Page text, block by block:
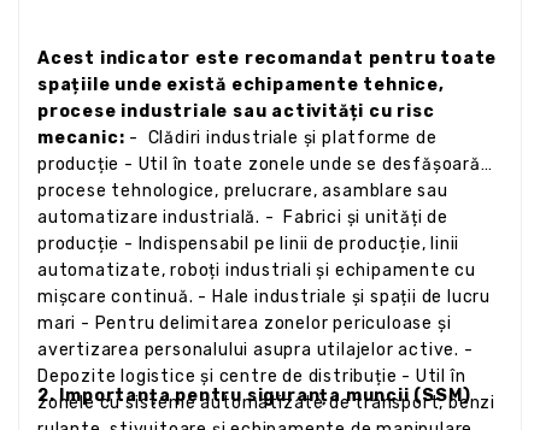
Acest indicator este recomandat pentru toate
spațiile unde există echipamente tehnice,
procese industriale sau activități cu risc
mecanic: - Clădiri industriale și platforme de
producție - Util în toate zonele unde se desfășoară
procese tehnologice, prelucrare, asamblare sau
automatizare industrială. - Fabrici și unități de
producție - Indispensabil pe linii de producție, linii
automatizate, roboți industriali și echipamente cu
mișcare continuă. - Hale industriale și spații de lucru
mari - Pentru delimitarea zonelor periculoase și
avertizarea personalului asupra utilajelor active. -
Depozite logistice și centre de distribuție - Util în
zonele cu sisteme automatizate de transport, benzi
2. Importanța pentru siguranța muncii (SSM)